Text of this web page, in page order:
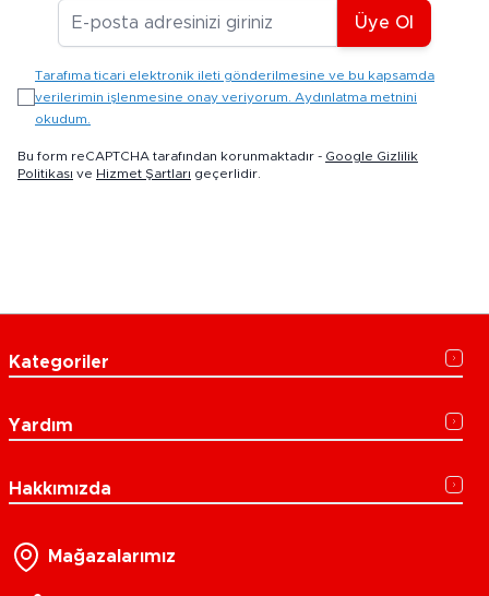
E-posta Adresiniz
Üye Ol
Tarafıma ticari elektronik ileti gönderilmesine ve bu kapsamda
verilerimin işlenmesine onay veriyorum. Aydınlatma metnini
okudum.
Bu form reCAPTCHA tarafından korunmaktadır - Google Gizlilik
Politikası ve Hizmet Şartları geçerlidir.
Kategoriler
Yardım
Hakkımızda
Mağazalarımız